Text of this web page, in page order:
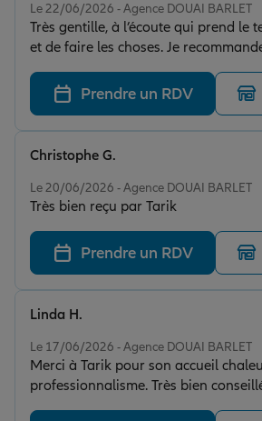
Le 22/06/2026 - Agence DOUAI BARLET
Très gentille, à l’écoute qui prend le
et de faire les choses. Je
beaucoup à vous madame
Prendre un RDV
Le 20/06/2026 - Agence DOUAI BARLET
Très bien reçu par Tarik
Christophe G.
Prendre un RDV
Le 17/06/2026 - Agence DOUAI BARLET
Merci à Tarik pour son accueil
professionnalisme. Très bien
abordables et un service de qualité.
Linda H.